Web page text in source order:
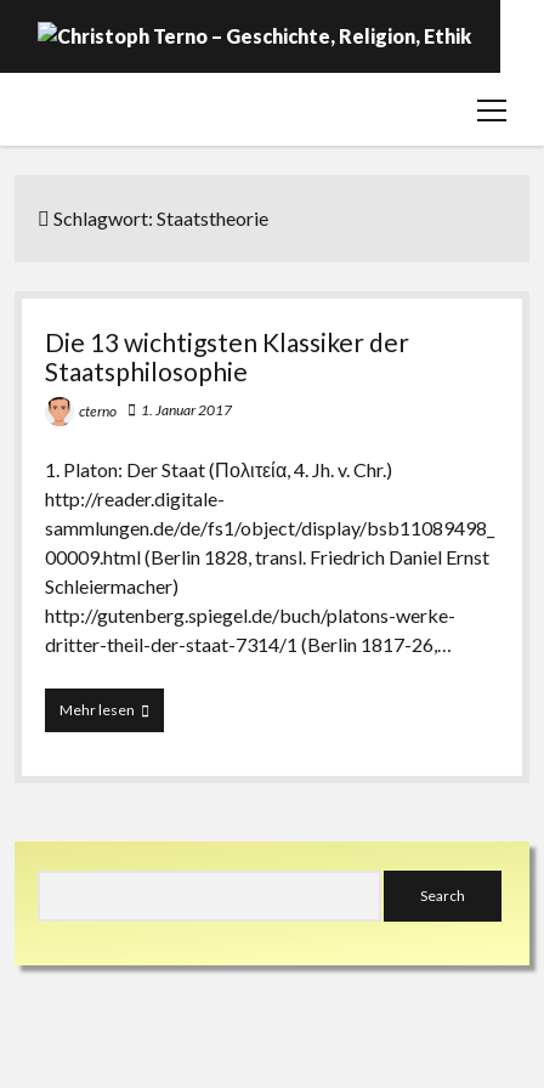
open
Religion
Über …
Schlagwort:Staatstheorie
Die 13 wichtigsten Klassiker der
Staatsphilosophie
cterno 1. Januar 2017
1. Platon: Der Staat (Πολιτεία, 4. Jh. v. Chr.)
http://reader.digitale-
sammlungen.de/de/fs1/object/display/bsb11089498_
00009.html (Berlin 1828, transl. Friedrich Daniel Ernst
Schleiermacher)
http://gutenberg.spiegel.de/buch/platons-werke-
dritter-theil-der-staat-7314/1 (Berlin 1817-26,…
Mehr lesenDie
13
Klassiker
Sidebar